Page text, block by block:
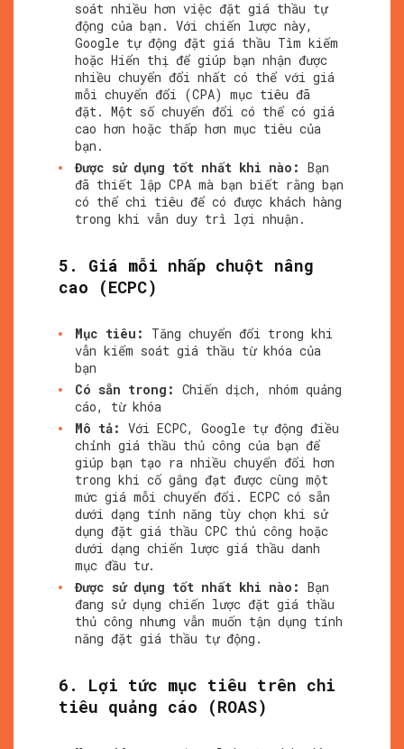
soát nhiều hơn việc đặt giá thầu tự
động của bạn. Với chiến lược này,
Google tự động đặt giá thầu Tìm kiếm
hoặc Hiển thị để giúp bạn nhận được
nhiều chuyển đổi nhất có thể với giá
mỗi chuyển đổi (CPA) mục tiêu đã
đặt. Một số chuyển đổi có thể có giá
cao hơn hoặc thấp hơn mục tiêu của
bạn.
Được sử dụng tốt nhất khi nào: Bạn
đã thiết lập CPA mà bạn biết rằng bạn
có thể chi tiêu để có được khách hàng
trong khi vẫn duy trì lợi nhuận.
5. Giá mỗi nhấp chuột nâng
cao (ECPC)
Mục tiêu:
Tăng chuyển đổi trong khi
vẫn kiểm soát giá thầu từ khóa của
bạn
Có sẵn trong: Chiến dịch, nhóm quảng
cáo, từ khóa
Mô tả: Với ECPC, Google tự động điều
chỉnh giá thầu thủ công của bạn để
giúp bạn tạo ra nhiều chuyển đổi hơn
trong khi cố gắng đạt được cùng một
mức giá mỗi chuyển đổi. ECPC có sẵn
dưới dạng tính năng tùy chọn khi sử
dụng đặt giá thầu CPC thủ công hoặc
dưới dạng chiến lược giá thầu danh
mục đầu tư.
Được sử dụng tốt nhất khi nào: Bạn
đang sử dụng chiến lược đặt giá thầu
thủ công nhưng vẫn muốn tận dụng tính
năng đặt giá thầu tự động.
6. Lợi tức mục tiêu trên chi
tiêu quảng cáo (ROAS)